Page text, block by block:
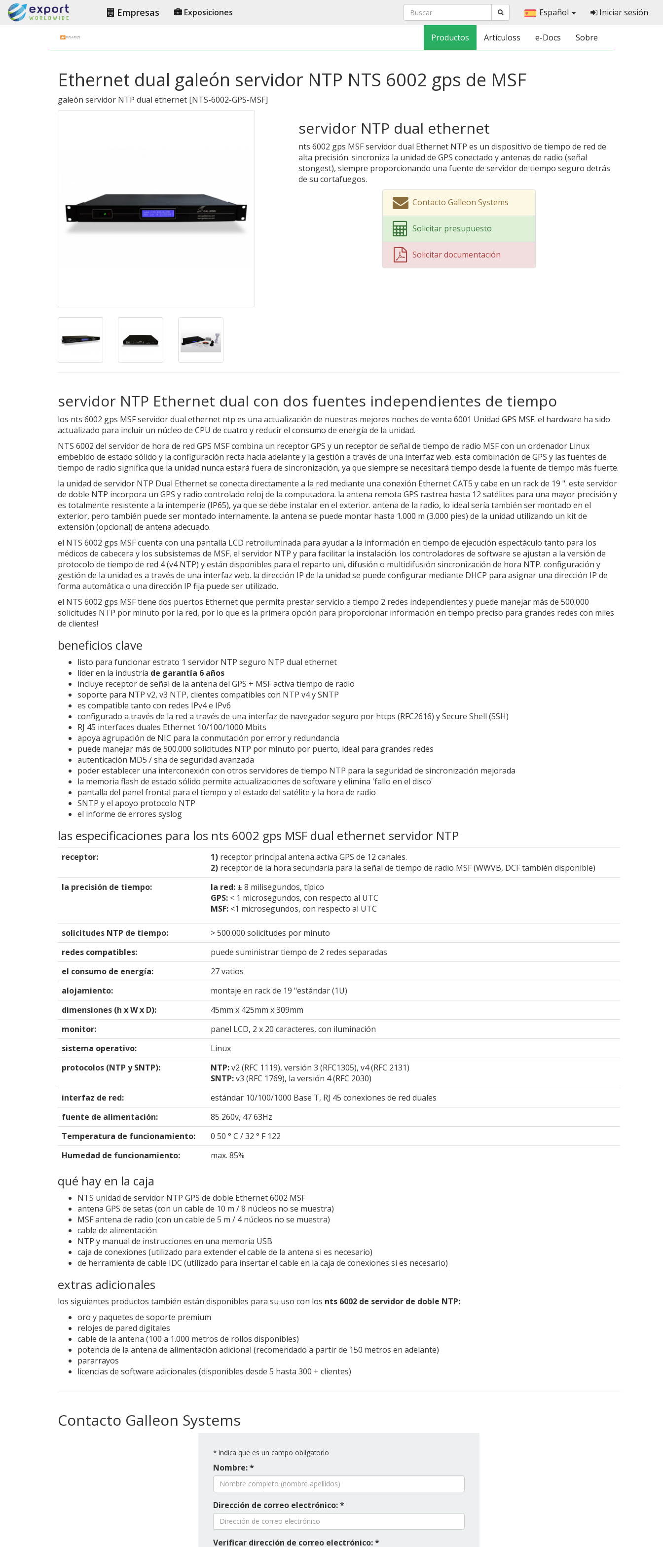
Empresas Exposiciones Español Iniciar sesión
Productos Artículoss e-Docs Sobre
Ethernet dual galeón servidor NTP NTS 6002 gps de MSF
galeón servidor NTP dual ethernet [NTS-6002-GPS-MSF]
servidor NTP dual ethernet
nts 6002 gps MSF servidor dual Ethernet NTP es un dispositivo de tiempo de red de
alta precisión. sincroniza la unidad de GPS conectado y antenas de radio (señal
stongest), siempre proporcionando una fuente de servidor de tiempo seguro detrás
de su cortafuegos.
Contacto Galleon Systems
Solicitar presupuesto
Solicitar documentación
servidor NTP Ethernet dual con dos fuentes independientes de tiempo
los nts 6002 gps MSF servidor dual ethernet ntp es una actualización de nuestras mejores noches de venta 6001 Unidad GPS MSF. el hardware ha sido
actualizado para incluir un núcleo de CPU de cuatro y reducir el consumo de energía de la unidad.
NTS 6002 del servidor de hora de red GPS MSF combina un receptor GPS y un receptor de señal de tiempo de radio MSF con un ordenador Linux
embebido de estado sólido y la configuración recta hacia adelante y la gestión a través de una interfaz web. esta combinación de GPS y las fuentes de
tiempo de radio significa que la unidad nunca estará fuera de sincronización, ya que siempre se necesitará tiempo desde la fuente de tiempo más fuerte.
la unidad de servidor NTP Dual Ethernet se conecta directamente a la red mediante una conexión Ethernet CAT5 y cabe en un rack de 19 ". este servidor
de doble NTP incorpora un GPS y radio controlado reloj de la computadora. la antena remota GPS rastrea hasta 12 satélites para una mayor precisión y
es totalmente resistente a la intemperie (IP65), ya que se debe instalar en el exterior. antena de la radio, lo ideal sería también ser montado en el
exterior, pero también puede ser montado internamente. la antena se puede montar hasta 1.000 m (3.000 pies) de la unidad utilizando un kit de
extensión (opcional) de antena adecuado.
el NTS 6002 gps MSF cuenta con una pantalla LCD retroiluminada para ayudar a la información en tiempo de ejecución espectáculo tanto para los
médicos de cabecera y los subsistemas de MSF, el servidor NTP y para facilitar la instalación. los controladores de software se ajustan a la versión de
protocolo de tiempo de red 4 (v4 NTP) y están disponibles para el reparto uni, difusión o multidifusión sincronización de hora NTP. configuración y
gestión de la unidad es a través de una interfaz web. la dirección IP de la unidad se puede configurar mediante DHCP para asignar una dirección IP de
forma automática o una dirección IP fija puede ser utilizado.
el NTS 6002 gps MSF tiene dos puertos Ethernet que permita prestar servicio a tiempo 2 redes independientes y puede manejar más de 500.000
solicitudes NTP por minuto por la red, por lo que es la primera opción para proporcionar información en tiempo preciso para grandes redes con miles
de clientes!
beneficios clave
listo para funcionar estrato 1 servidor NTP seguro NTP dual ethernet
líder en la industria de garantía 6 años
incluye receptor de señal de la antena del GPS + MSF activa tiempo de radio
soporte para NTP v2, v3 NTP, clientes compatibles con NTP v4 y SNTP
es compatible tanto con redes IPv4 e IPv6
configurado a través de la red a través de una interfaz de navegador seguro por https (RFC2616) y Secure Shell (SSH)
RJ 45 interfaces duales Ethernet 10/100/1000 Mbits
apoya agrupación de NIC para la conmutación por error y redundancia
puede manejar más de 500.000 solicitudes NTP por minuto por puerto, ideal para grandes redes
autenticación MD5 / sha de seguridad avanzada
poder establecer una interconexión con otros servidores de tiempo NTP para la seguridad de sincronización mejorada
la memoria flash de estado sólido permite actualizaciones de software y elimina 'fallo en el disco'
pantalla del panel frontal para el tiempo y el estado del satélite y la hora de radio
SNTP y el apoyo protocolo NTP
el informe de errores syslog
las especificaciones para los nts 6002 gps MSF dual ethernet servidor NTP
receptor: 1) receptor principal antena activa GPS de 12 canales.
2) receptor de la hora secundaria para la señal de tiempo de radio MSF (WWVB, DCF también disponible)
la precisión de tiempo:
la red: ± 8 milisegundos, típico
GPS: < 1 microsegundos, con respecto al UTC
MSF: <1 microsegundos, con respecto al UTC
solicitudes NTP de tiempo:
> 500.000 solicitudes por minuto
redes compatibles:
puede suministrar tiempo de 2 redes separadas
el consumo de energía:
27 vatios
alojamiento:
montaje en rack de 19 "estándar (1U)
dimensiones (h x W x D):
45mm x 425mm x 309mm
monitor:
panel LCD, 2 x 20 caracteres, con iluminación
sistema operativo:
Linux
protocolos (NTP y SNTP):
NTP:v2 (RFC 1119), versión 3 (RFC1305), v4 (RFC 2131)
SNTP:v3 (RFC 1769), la versión 4 (RFC 2030)
interfaz de red:
estándar 10/100/1000 Base T, RJ 45 conexiones de red duales
fuente de alimentación:
85 260v, 47 63Hz
Temperatura de funcionamiento:
0 50 ° C / 32 ° F 122
Humedad de funcionamiento:
max. 85%
qué hay en la caja
NTS unidad de servidor NTP GPS de doble Ethernet 6002 MSF
antena GPS de setas (con un cable de 10 m / 8 núcleos no se muestra)
MSF antena de radio (con un cable de 5 m / 4 núcleos no se muestra)
cable de alimentación
NTP y manual de instrucciones en una memoria USB
caja de conexiones (utilizado para extender el cable de la antena si es necesario)
de herramienta de cable IDC (utilizado para insertar el cable en la caja de conexiones si es necesario)
extras adicionales
los siguientes productos también están disponibles para su uso con los nts 6002 de servidor de doble NTP:
oro y paquetes de soporte premium
relojes de pared digitales
cable de la antena (100 a 1.000 metros de rollos disponibles)
potencia de la antena de alimentación adicional (recomendado a partir de 150 metros en adelante)
pararrayos
licencias de software adicionales (disponibles desde 5 hasta 300 + clientes)
Contacto Galleon Systems
* indica que es un campo obligatorio
Nombre: *
Dirección de correo electrónico: *
Verificar dirección de correo electrónico: *